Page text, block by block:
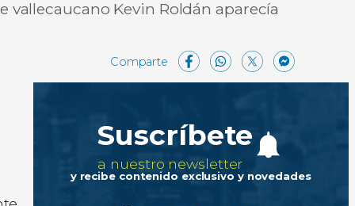
vallecaucano Kevin Roldán aparecía
Facebook
X
Suscríbete
a nuestro newsletter
y recibe contenido exclusivo y novedades